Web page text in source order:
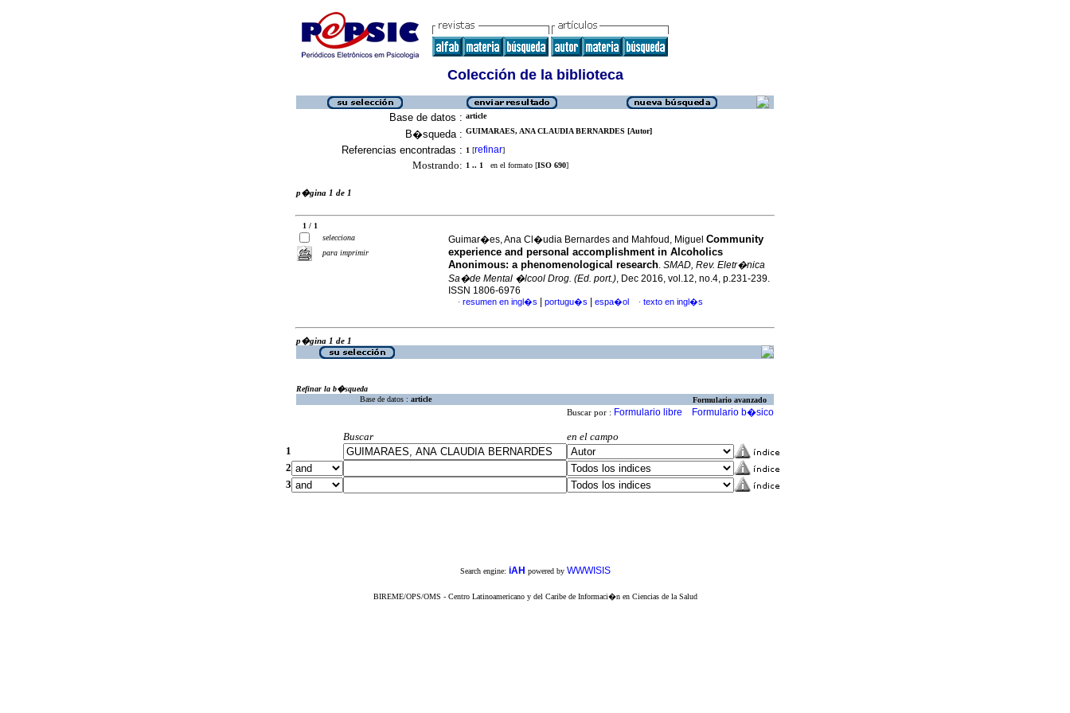
Colección de la biblioteca
Base de datos : article
B�squeda : GUIMARAES, ANA CLAUDIA BERNARDES [Autor]
Referencias encontradas : 1 [refinar]
Mostrando: 1 .. 1 en el formato [ISO 690]
p�gina 1 de 1
1 / 1
selecciona
para imprimir
Guimar�es, Ana Cl�udia Bernardes and Mahfoud, Miguel Community
experience and personal accomplishment in Alcoholics
Anonimous: a phenomenological research. SMAD, Rev. Eletr�nica
Sa�de Mental �lcool Drog. (Ed. port.), Dec 2016, vol.12, no.4, p.231-239.
ISSN 1806-6976
· resumen en ingl�s portugu�s espa�ol · texto en ingl�s
p�gina 1 de 1
Refinar la b�squeda
Base de datos : article Formulario avanzado
Buscar por : Formulario libre Formulario b�sico
Buscar
en el campo
1
2
3
Search engine: iAH powered by WWWISIS
BIREME/OPS/OMS - Centro Latinoamericano y del Caribe de Informaci�n en Ciencias de la Salud